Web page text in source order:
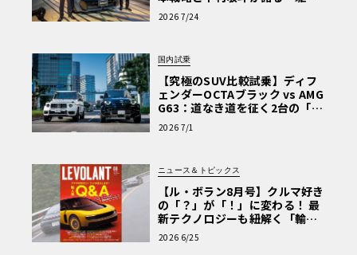
ぬける歓び」
2026 7/24
国内試乗
【究極のSUV比較試乗】ディフ
ェンダーOCTAブラック vs AMG
G63：道なき道を征く2台の「対
極的アプローチ」
2026 7/1
ニュース＆トピックス
【ル・ボラン8月号】クルマ好き
の「？」が「！」に変わる！ 最
新テクノロジーも紐解く「輸入
車Q&A」
2026 6/25